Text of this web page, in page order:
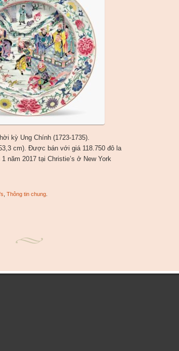
kỳ Ung Chính (1723-1735).
cm). Được bán với giá 118.750 đô la
năm 2017 tại Christie’s ở New York
Thông tin chung.